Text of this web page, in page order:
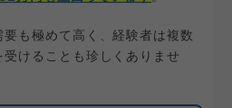
も極めて高く、経験者は複数
けることも珍しくありませ